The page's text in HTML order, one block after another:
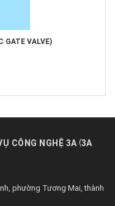
GATE VALVE)
CÔNG NGHỆ 3A (3A
phường Tương Mai, thành